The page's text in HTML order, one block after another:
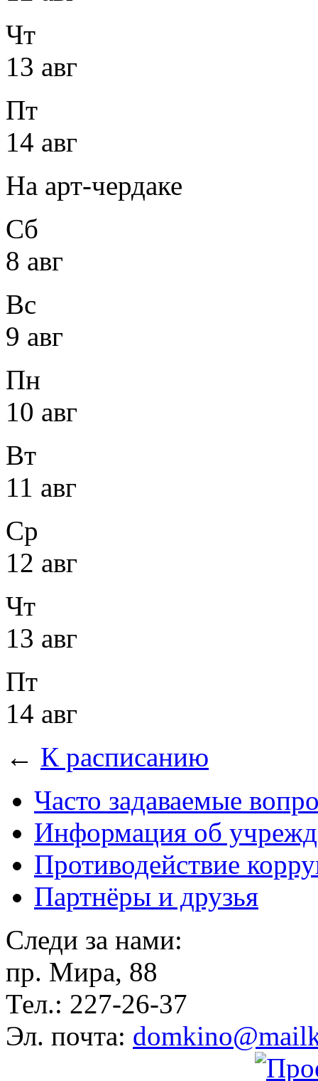
Чт
13 авг
Пт
14 авг
На арт-чердаке
Сб
8 авг
Вс
9 авг
Пн
10 авг
Вт
11 авг
Ср
12 авг
Чт
13 авг
Пт
14 авг
← К расписанию
Часто задаваемые
Информация об
Противодействие
Партнёры и друзья
Следи за нами:
пр. Мира, 88
Тел.: 227-26-37
Эл. почта: